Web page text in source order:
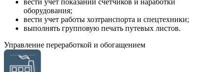
оборудования;
вести учет работы хозтранспорта и спецтехники;
выполнять групповую печать путевых листов.
Управление переработкой и обогащением